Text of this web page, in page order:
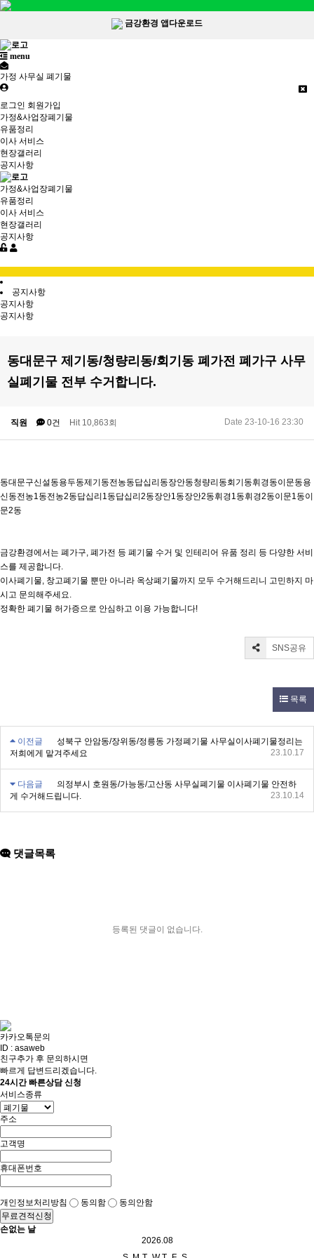
금강환경 앱다운로드
menu
가정 사무실 폐기물
로그인 회원가입
가정&사업장폐기물
유품정리
이사 서비스
현장갤러리
공지사항
가정&사업장폐기물
유품정리
이사 서비스
현장갤러리
공지사항
공지사항
공지사항
공지사항
동대문구 제기동/청량리동/회기동 폐가전 폐가구 사무
실폐기물 전부 수거합니다.
직원 0건 Hit 10,863회 Date 23-10-16 23:30
동대문구신설동용두동제기동전농동답십리동장안동청량리동회기동휘경동이문동용
신동전농1동전농2동답십리1동답십리2동장안1동장안2동휘경1동휘경2동이문1동이
문2동
금강환경에서는 폐가구, 폐가전 등 폐기물 수거 및 인테리어 유품 정리 등 다양한 서비
스를 제공합니다.
이사폐기물, 창고폐기물 뿐만 아니라 옥상폐기물까지 모두 수거해드리니 고민하지 마
시고 문의해주세요.
정확한 폐기물 허가증으로 안심하고 이용 가능합니다!
SNS공유
목록
이전글
성북구 안암동/장위동/정릉동 가정폐기물 사무실이사폐기물정리는
저희에게 맡겨주세요
23.10.17
다음글
의정부시 호원동/가능동/고산동 사무실폐기물 이사폐기물 안전하
게 수거해드립니다.
23.10.14
댓글목록
등록된 댓글이 없습니다.
카카오톡문의
ID : asaweb
친구추가 후 문의하시면
빠르게 답변드리겠습니다.
24시간 빠른상담 신청
서비스종류
주소
고객명
휴대폰번호
개인정보처리방침 동의함
동의안함
무료견적신청
손없는 날
2026.08